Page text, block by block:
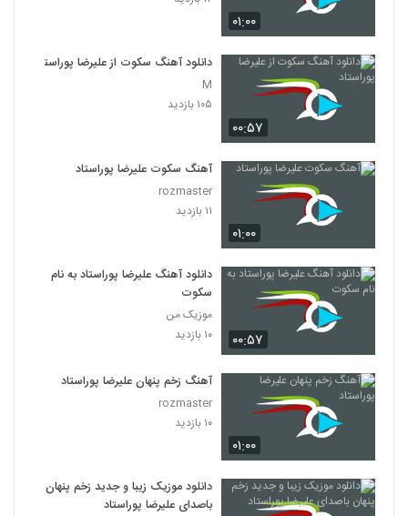
۰۱:۰۰
۰۰:۵۷
دانلود آهنگ سکوت از علیرضا پوراستاد
M
۱۰۵ بازدید
۰۱:۰۰
آهنگ سکوت علیرضا پوراستاد
rozmaster
۱۱ بازدید
۰۰:۵۷
دانلود آهنگ علیرضا پوراستاد به نام
سکوت
موزیک من
۱۰ بازدید
۰۱:۰۰
آهنگ زخم پنهان علیرضا پوراستاد
rozmaster
۱۰ بازدید
دانلود موزیک زیبا و جدید زخم پنهان
باصدای علیرضا پوراستاد